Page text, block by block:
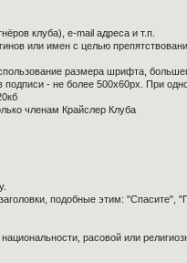
клуба), e-mail адреса и т.п.
или имен с целью
размера шрифта,
- не более 500x60px. При
членам Крайслер Клуба
подобные этим:
расовой или